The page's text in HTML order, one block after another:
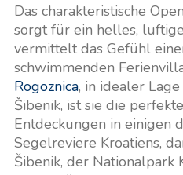
Das charakteristische
sorgt für ein helles,
vermittelt das Gefühl
schwimmenden
Rogoznica, in idealer
Šibenik, ist sie die
Entdeckungen in einigen
Segelreviere Kroatiens,
Šibenik, der Nationalpark